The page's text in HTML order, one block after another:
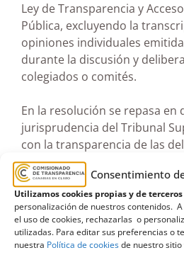
Consentimiento
Utilizamos cookies propias y de terceros
personalización de nuestros contenidos.
el uso de cookies, rechazarlas o
utilizadas. Para editar sus preferencias o
nuestra Política de cookiesde nuestro sitio
Ley de Transparencia y
Pública, excluyendo la
opiniones individuales
durante la discusión y
colegiados o comités.
En la resolución se repasa en
jurisprudencia del Tribunal
con la transparencia de las
órganos colegiados, así como
mantenidos sobre lo que es
que es un borrador o
complementaria.
En cuanto a la información a